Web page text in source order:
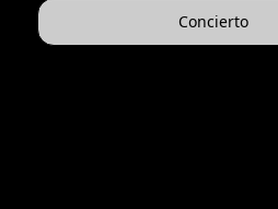
Concierto